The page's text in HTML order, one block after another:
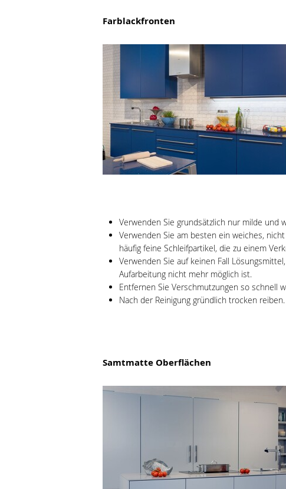
Farblackfronten
Verwenden Sie grundsätzlich nur milde und
Verwenden Sie am besten ein weiches,
häufig feine Schleifpartikel, die zu einem
Verwenden Sie auf keinen Fall
Aufarbeitung nicht mehr möglich ist.
Entfernen Sie Verschmutzungen so schnell
Nach der Reinigung gründlich trocken reiben.
Samtmatte Oberflächen